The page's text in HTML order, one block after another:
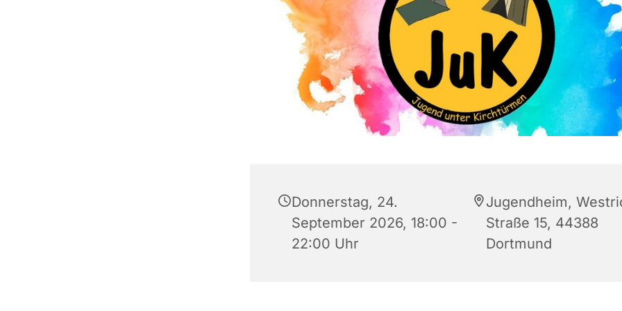
Donnerstag, 24.
September 2026, 18:00 -
22:00 Uhr
Jugendheim,
Straße 15, 44388
Dortmund